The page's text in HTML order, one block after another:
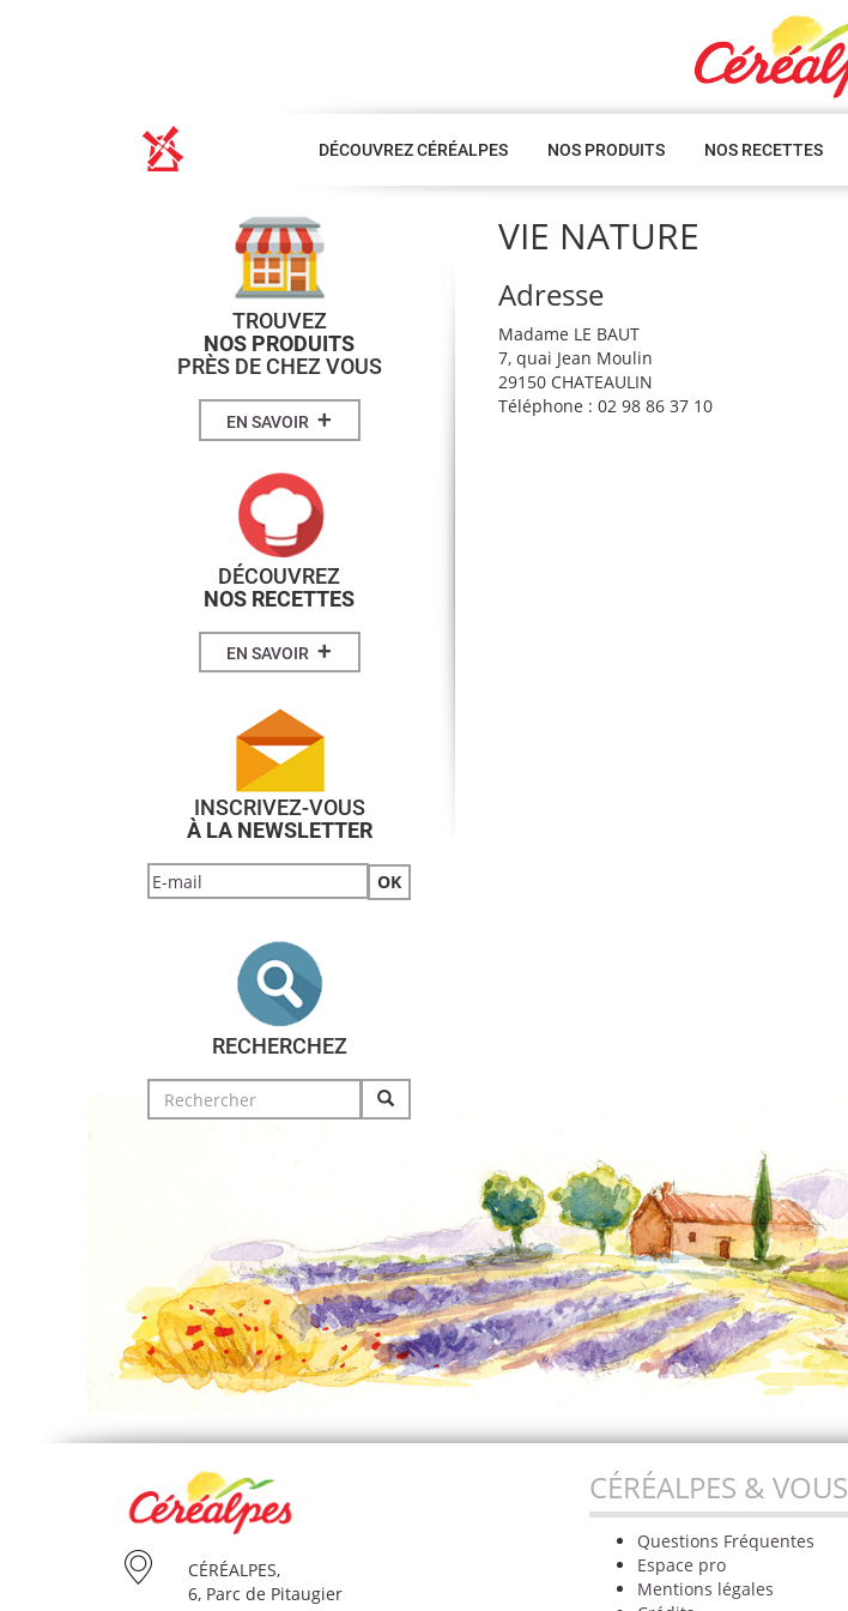
DÉCOUVREZ CÉRÉALPES NOS PRODUITS NOS RECETTES
VIE NATURE
Adresse
Madame LE BAUT
7, quai Jean Moulin
29150 CHATEAULIN
Téléphone : 02 98 86 37 10
TROUVEZ
NOS PRODUITS
PRÈS DE CHEZ VOUS
EN SAVOIR +
DÉCOUVREZ
NOS RECETTES
EN SAVOIR +
INSCRIVEZ-VOUS
À LA NEWSLETTER
RECHERCHEZ
Search
for:
CÉRÉALPES,
6, Parc de Pitaugier
CÉRÉALPES & VOUS
Questions Fréquentes
Espace pro
Mentions légales